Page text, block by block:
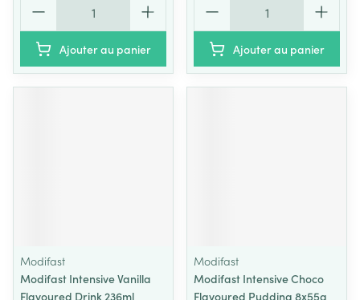
Ajouter au panier Ajouter au panier
Modifast
Modifast Intensive Vanilla
Flavoured Drink 236ml
Modifast
Modifast Intensive Choco
Flavoured Pudding 8x55g